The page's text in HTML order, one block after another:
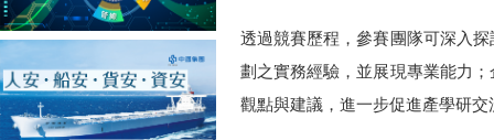
透過競賽歷程，參賽團隊可深入
劃之實務經驗，並展現專業能力
觀點與建議，進一步促進產學研